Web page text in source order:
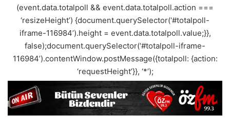
(event.data.totalpoll && event.data.totalpoll.action ===
‘resizeHeight’) {document.querySelector(‘#totalpoll-
iframe-116984’).height = event.data.totalpoll.value;}},
false);document.querySelector(‘#totalpoll-iframe-
116984’).contentWindow.postMessage({totalpoll: {action:
‘requestHeight’}}, ‘*’);